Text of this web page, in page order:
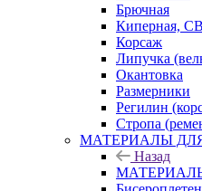
Брючная
Киперная,
Корсаж
Липучка
Окантовка
Размерники
Регилин
Стропа
МАТЕРИАЛЫ
Назад